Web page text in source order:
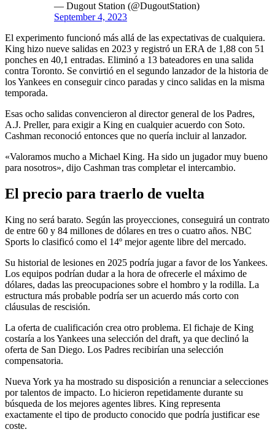
— Dugout Station (@DugoutStation)
September 4, 2023
El experimento funcionó más allá de las expectativas de cualquiera.
King hizo nueve salidas en 2023 y registró un ERA de 1,88 con 51
ponches en 40,1 entradas. Eliminó a 13 bateadores en una salida
contra Toronto. Se convirtió en el segundo lanzador de la historia de
los Yankees en conseguir cinco paradas y cinco salidas en la misma
temporada.
Esas ocho salidas convencieron al director general de los Padres,
A.J. Preller, para exigir a King en cualquier acuerdo con Soto.
Cashman reconoció entonces que no quería incluir al lanzador.
«Valoramos mucho a Michael King. Ha sido un jugador muy bueno
para nosotros», dijo Cashman tras completar el intercambio.
El precio para traerlo de vuelta
King no será barato. Según las proyecciones, conseguirá un contrato
de entre 60 y 84 millones de dólares en tres o cuatro años. NBC
Sports lo clasificó como el 14º mejor agente libre del mercado.
Su historial de lesiones en 2025 podría jugar a favor de los Yankees.
Los equipos podrían dudar a la hora de ofrecerle el máximo de
dólares, dadas las preocupaciones sobre el hombro y la rodilla. La
estructura más probable podría ser un acuerdo más corto con
cláusulas de rescisión.
La oferta de cualificación crea otro problema. El fichaje de King
costaría a los Yankees una selección del draft, ya que declinó la
oferta de San Diego. Los Padres recibirían una selección
compensatoria.
Nueva York ya ha mostrado su disposición a renunciar a selecciones
por talentos de impacto. Lo hicieron repetidamente durante su
búsqueda de los mejores agentes libres. King representa
exactamente el tipo de producto conocido que podría justificar ese
coste.